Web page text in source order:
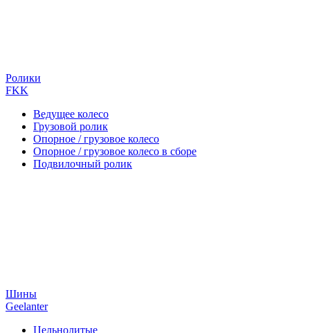
Ролики
FKK
Ведущее колесо
Грузовой ролик
Опорное / грузовое колесо
Опорное / грузовое колесо в сборе
Подвилочный ролик
Шины
Geelanter
Цельнолитые